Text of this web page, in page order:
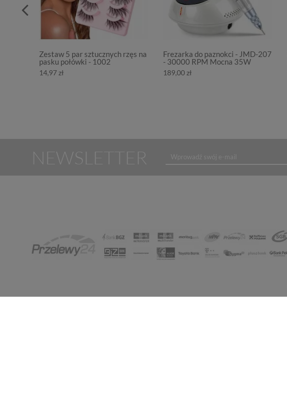
Zestaw 5 par sztucznych rzęs na
pasku połówki - 1002
14,97 zł
Frezarka do paznokci - JMD-207
- 30000 RPM Mocna 35W
189,00 zł
NEWSLETTER